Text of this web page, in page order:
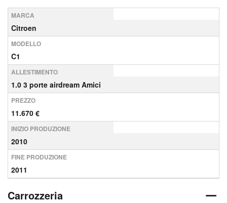
MARCA
Citroen
MODELLO
C1
ALLESTIMENTO
1.0 3 porte airdream Amici
PREZZO
11.670 €
INIZIO PRODUZIONE
2010
FINE PRODUZIONE
2011
Carrozzeria